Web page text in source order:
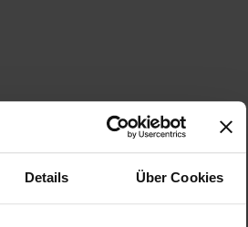
Details Über Cookies